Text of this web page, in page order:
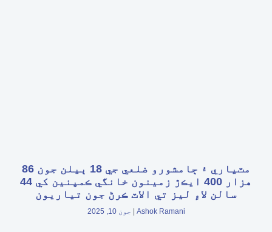
مٽياري ۽ ڄامشورو ضلعي جي 18 ٻيلن جون 86
هزار 400 ايڪڙ زمينون خانگي ڪمپنين کي 44
سالن لاءِ ليز تي الاٽ ڪرڻ جون تياريون
Ashok Ramani جون 10, 2025